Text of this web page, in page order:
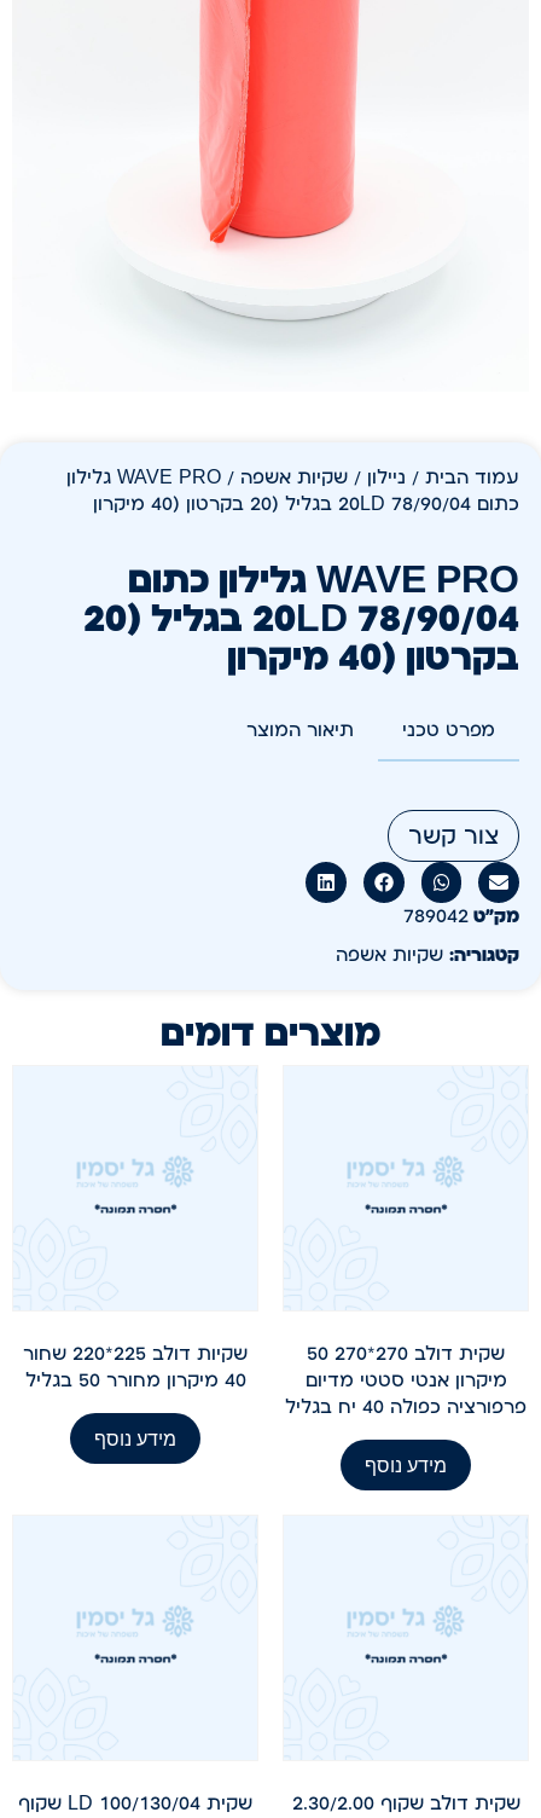
עמוד הבית / ניילון / שקיות אשפה
/ WAVE PRO גלילון
כתום 78/90/04 20LD בגליל (20 בקרטון (40 מיקרון
WAVE PRO גלילון כתום
78/90/04 20LD בגליל (20
בקרטון (40 מיקרון
מפרט טכני תיאור המוצר
צור קשר
מק״ט 789042
קטגוריה: שקיות אשפה
מוצרים דומים
שקית דולב 270*270 50
מיקרון אנטי סטטי מדיום
פרפורציה כפולה 40 יח בגליל
מידע נוסף
שקיות דולב 225*220 שחור
40 מיקרון מחורר 50 בגליל
מידע נוסף
שקית דולב שקוף 2.30/2.00
שקית 100/130/04 LD שקוף